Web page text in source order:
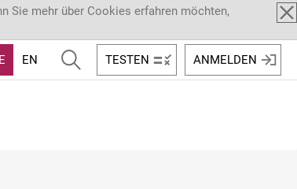
Sie mehr über Cookies erfahren möchten,
EN TESTEN ANMELDEN